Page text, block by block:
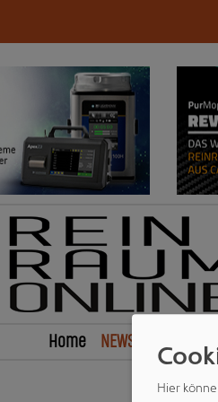
Home NEWS
Hier